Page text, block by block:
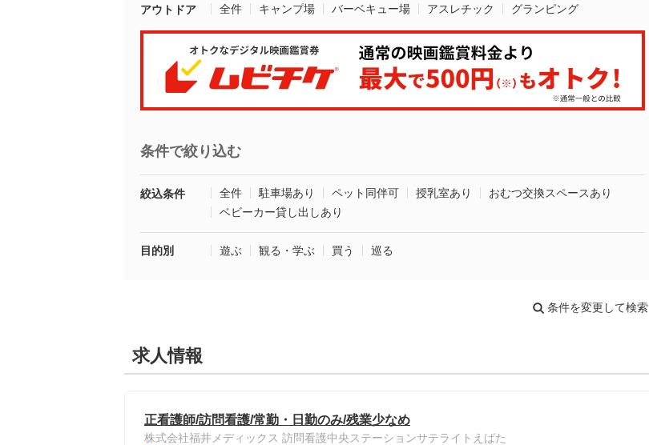
アウトドア 全件 キャンプ場 バーベキュー場 アスレチック グランピング
条件で絞り込む
絞込条件 全件 駐車場あり ペット同伴可 授乳室あり
おむつ交換スペースあり
ベビーカー貸し出しあり
目的別 遊ぶ 観る・学ぶ 買う 巡る
条件を変更して検索
求人情報
正看護師/訪問看護/常勤・日勤のみ/残業少なめ
株式会社福井メディックス 訪問看護中央ステーションサテライトえばた